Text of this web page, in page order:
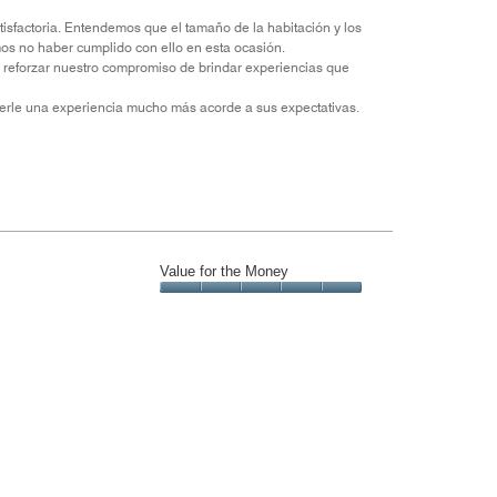
Entendemos que el tamaño de la habitación y los
no haber cumplido con ello en esta ocasión.
nuestro compromiso de brindar experiencias que
una experiencia mucho más acorde a sus expectativas.
Value for the Money